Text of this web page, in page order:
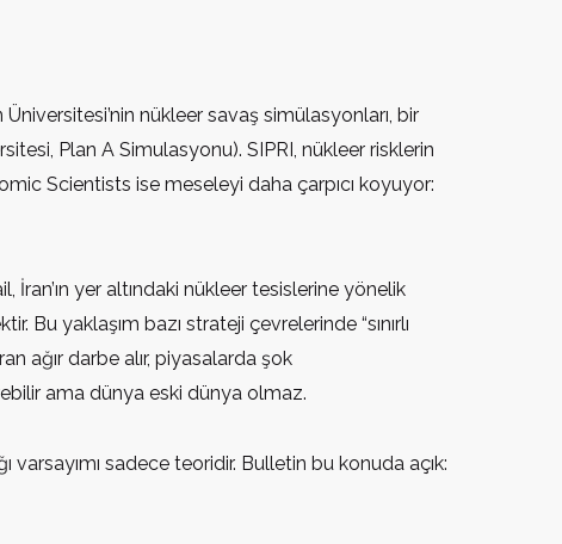
nükleer savaş simülasyonları, bir
Plan A Simulasyonu). SIPRI, nükleer risklerin
Scientists ise meseleyi daha çarpıcı koyuyor:
yer altındaki nükleer tesislerine yönelik
Bu yaklaşım bazı strateji çevrelerinde “sınırlı
ağır darbe alır, piyasalarda şok
ama dünya eski dünya olmaz.
varsayımı sadece teoridir. Bulletin bu konuda açık: